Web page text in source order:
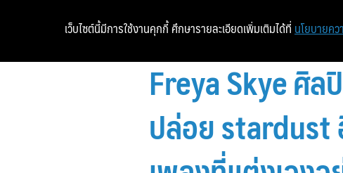
Freya Skye ศิล
ปล่อย stardust
เว็บไซต์นี้มีการใช้งานคุกกี้ ศึกษารายละเอียดเพิ่มเติมได้ที่ นโยบายคว